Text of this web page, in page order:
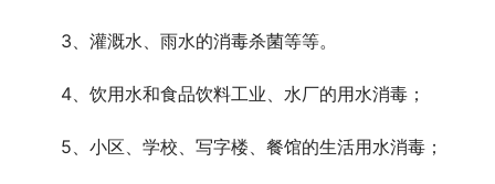
	3、灌溉水、雨水的消毒杀菌等等。
	4、饮用水和食品饮料工业、水厂的用水消毒；
	5、小区、学校、写字楼、餐馆的生活用水消毒；